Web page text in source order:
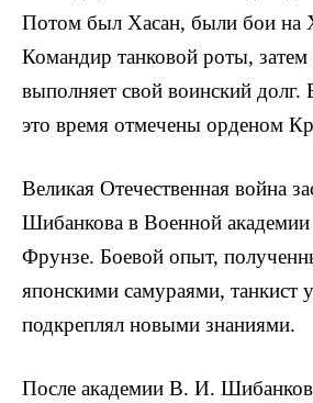
Потом был Хасан, были бои на
Командир танко­вой роты, затем
выполняет свой воин­ский долг.
это время отмечены ор­деном
Великая Отечественная война
Шибанкова в Военной
Фрунзе. Бое­вой опыт,
японскими самураями, танкист
подкреплял новыми знаниями.
После академии В. И.